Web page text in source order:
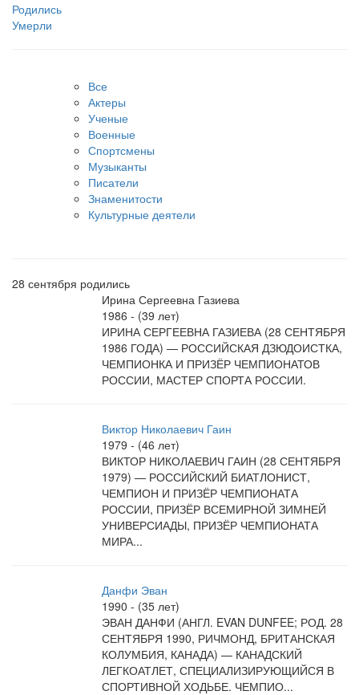
Родились
Умерли
Все
Актеры
Ученые
Военные
Спортсмены
Музыканты
Писатели
Знаменитости
Культурные деятели
28 сентября родились
Ирина Сергеевна Газиева
1986 - (39 лет)
ИРИНА СЕРГЕЕВНА ГАЗИЕВА (28 СЕНТЯБРЯ
1986 ГОДА) — РОССИЙСКАЯ ДЗЮДОИСТКА,
ЧЕМПИОНКА И ПРИЗЁР ЧЕМПИОНАТОВ
РОССИИ, МАСТЕР СПОРТА РОССИИ.
Виктор Николаевич Гаин
1979 - (46 лет)
ВИКТОР НИКОЛАЕВИЧ ГАИН (28 СЕНТЯБРЯ
1979) — РОССИЙСКИЙ БИАТЛОНИСТ,
ЧЕМПИОН И ПРИЗЁР ЧЕМПИОНАТА
РОССИИ, ПРИЗЁР ВСЕМИРНОЙ ЗИМНЕЙ
УНИВЕРСИАДЫ, ПРИЗЁР ЧЕМПИОНАТА
МИРА...
Данфи Эван
1990 - (35 лет)
ЭВАН ДАНФИ (АНГЛ. EVAN DUNFEE; РОД. 28
СЕНТЯБРЯ 1990, РИЧМОНД, БРИТАНСКАЯ
КОЛУМБИЯ, КАНАДА) — КАНАДСКИЙ
ЛЕГКОАТЛЕТ, СПЕЦИАЛИЗИРУЮЩИЙСЯ В
СПОРТИВНОЙ ХОДЬБЕ. ЧЕМПИО...